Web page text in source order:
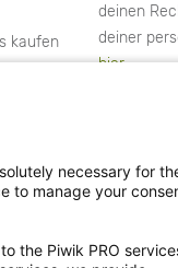
kaufen
deinen
deiner
hier.
Ja, ich
necessary for
to manage your
the Piwik PRO